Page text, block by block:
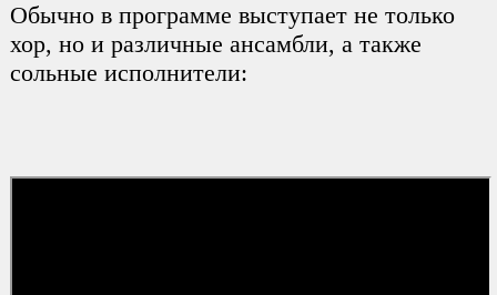
Обычно в программе выступает не только
хор, но и различные ансамбли, а также
сольные исполнители: